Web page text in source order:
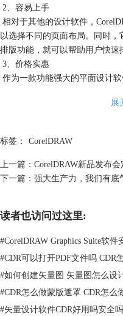
2、容易上手
相对于其他的设计软件，
以选择不同的页面布局。同时
排版功能，就可以帮助用户快速
3、价格实惠
作为一款功能强大的平面设计
的关键，也是越来越多人选择
是充分考虑客户的需求，新增
1、更快速的照片编辑功能
令，工作效率想必会比之前提升
展
标签： CorelDRAW
上一篇： CorelDRAW新品发布
下一篇： 强大生产力，我们有底
读者也访问过这里:
#CorelDRAW Graphics Suite软件
#CDR可以打开PDF文件吗 CDR
#如何创建矢量图 矢量图怎么设
#CDR怎么做蒙版遮罩 CDR怎么
#矢量设计软件CDR好用吗安全